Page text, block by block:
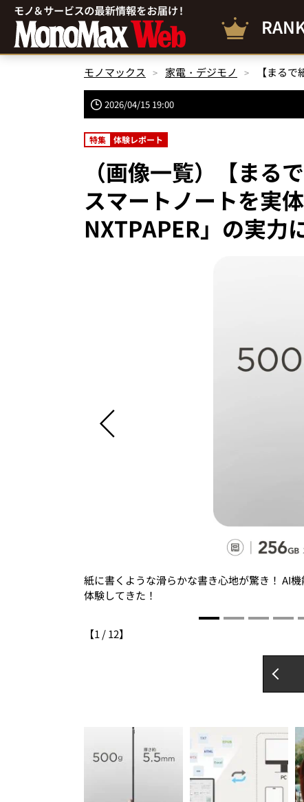
モノマックス 家電・デジモノ
2026/04/15 19:00
特集 体験レポート
（画像一覧）【まる
スマートノートを実
NXTPAPER」の実力
紙に書くような滑らかな書き心地が驚き！ AI
体験してきた！
【1 /12】